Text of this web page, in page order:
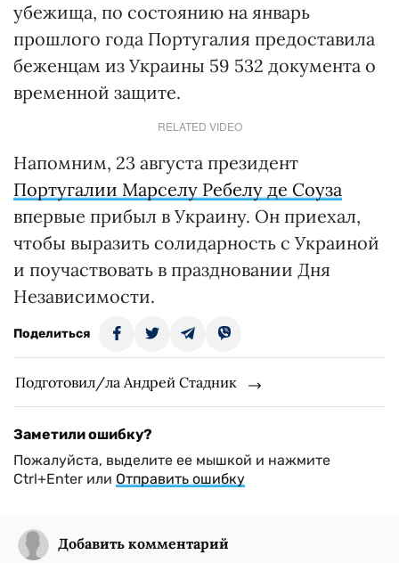
убежища, по состоянию на январь
прошлого года Португалия предоставила
беженцам из Украины 59 532 документа о
временной защите.
RELATED VIDEO
Напомним, 23 августа президент
Португалии Марселу Ребелу де Соуза
впервые прибыл в Украину. Он приехал,
чтобы выразить солидарность с Украиной
и поучаствовать в праздновании Дня
Независимости.
Поделиться
Подготовил/ла Андрей Стадник
Заметили ошибку?
Пожалуйста, выделите ее мышкой и нажмите
Ctrl+Enter или Отправить ошибку
Добавить комментарий